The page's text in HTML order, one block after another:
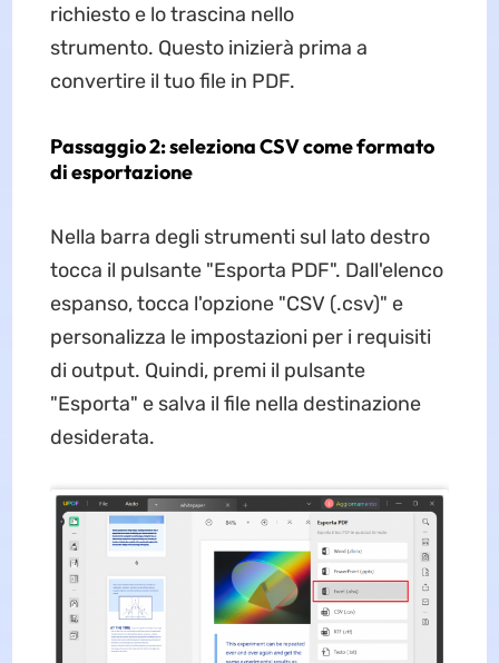
richiesto e lo trascina nello
strumento. Questo inizierà prima a
convertire il tuo file in PDF.
Passaggio 2: seleziona CSV come formato
di esportazione
Nella barra degli strumenti sul lato destro
tocca il pulsante "Esporta PDF". Dall'elenco
espanso, tocca l'opzione "CSV (.csv)" e
personalizza le impostazioni per i requisiti
di output. Quindi, premi il pulsante
"Esporta" e salva il file nella destinazione
desiderata.